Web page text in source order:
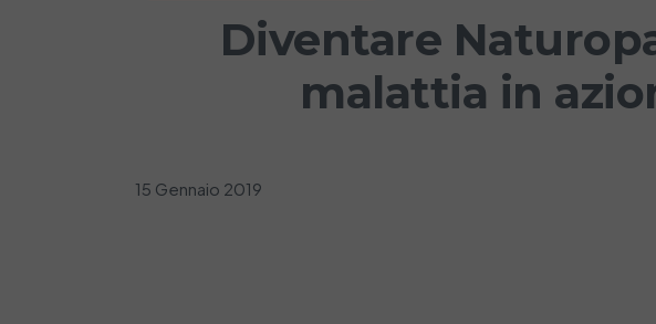
Diventare
malattia in
15 Gennaio 2019